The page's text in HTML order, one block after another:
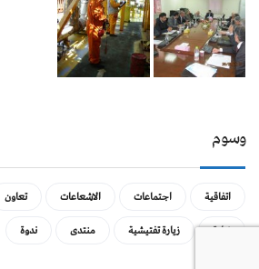
وسوم
اتفاقية اجتماعات الاشعاعات تعاون
زيارة
زيارة تفتيشية منتدى ندوة